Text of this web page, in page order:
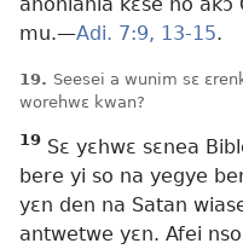
mu.—Adi. 7:9, 13-15.
19. Seesei a wunim sɛ
worehwɛ kwan?
19 Sɛ yɛhwɛ sɛnea
bere yi so na yegye
yɛn den na Satan
antwetwe yɛn. Afei